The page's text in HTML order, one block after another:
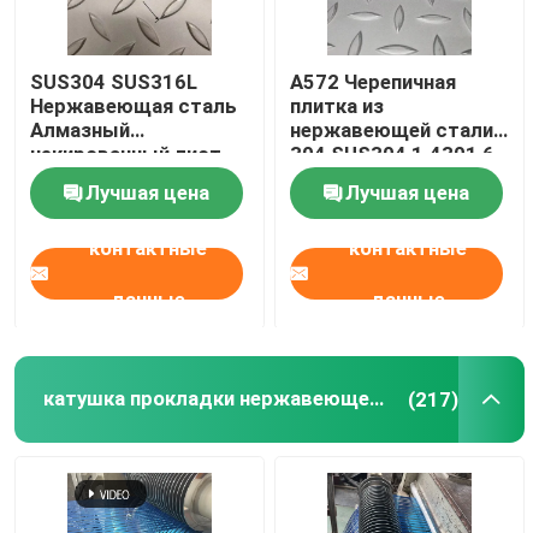
Алюминиевый материал
SUS304 SUS316L
Нержавеющая сталь
Алмазный
чекированный лист
нескользящая
рельефная плита
3*1500*3000 мм
Лучшая цена
контактные
данные
A572 Черепичная
плитка из
нержавеющей стали
304 SUS304 1.4301 6
мм 1220*2440 мм
Черепичная плитка
Лучшая цена
контактные
данные
катушка прокладки нержавеющей стали (217)